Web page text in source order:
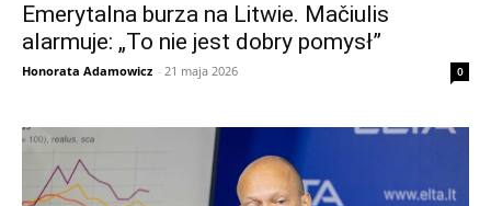
Emerytalna burza na Litwie. Mačiulis
alarmuje: „To nie jest dobry pomysł”
Honorata Adamowicz - 21 maja 2026 0